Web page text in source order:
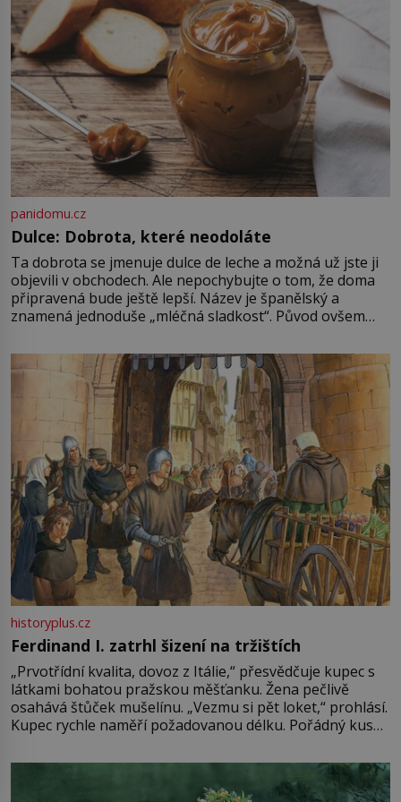
historie jen otřela. Jenže […]
panidomu.cz
Dulce: Dobrota, které neodoláte
Ta dobrota se jmenuje dulce de leche a možná už jste ji
objevili v obchodech. Ale nepochybujte o tom, že doma
připravená bude ještě lepší. Název je španělský a
znamená jednoduše „mléčná sladkost“. Původ ovšem
pře hned několik latinskoamerických zemí a k tomu
Francie, kde se traduje,
historyplus.cz
Ferdinand I. zatrhl šizení na tržištích
„Prvotřídní kvalita, dovoz z Itálie,“ přesvědčuje kupec s
látkami bohatou pražskou měšťanku. Žena pečlivě
osahává štůček mušelínu. „Vezmu si pět loket,“ prohlásí.
Kupec rychle naměří požadovanou délku. Pořádný kus
milostpaní. Stačí jenom na sukni,“ zhodnotí švadlena
množství růžového mušelínu. „Ošidili vás, podívejte.“